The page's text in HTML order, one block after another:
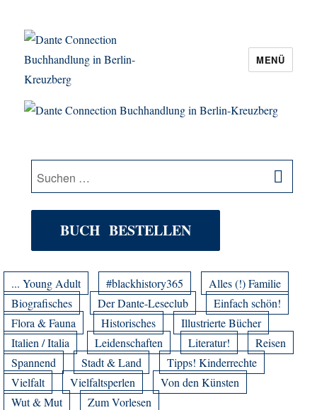
Dante Connection Buchhandlung in
MENÜ
Suche
nach:
BUCH BESTELLEN
... Young Adult #blackhistory365
Alles (!) Familie
Biografisches
Der Dante-Leseclub
Einfach schön!
Flora & Fauna
Historisches
Illustrierte Bücher
Italien / Italia
Leidenschaften Literatur!
Reisen
Spannend
Stadt & Land
Tipps! Kinderrechte
Vielfalt
Vielfaltsperlen
Von den Künsten
Wut & Mut
Zum Vorlesen